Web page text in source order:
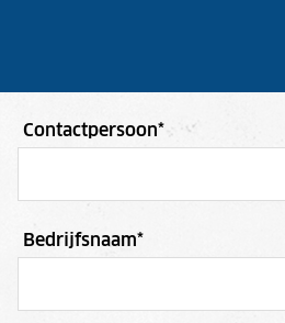
Contactpersoon*
Bedrijfsnaam*